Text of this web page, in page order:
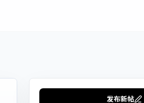
发布新帖